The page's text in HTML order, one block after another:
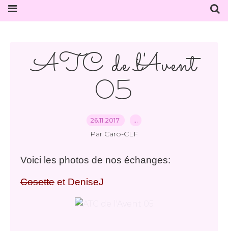
ATC de l'Avent
05
26.11.2017 …
Par Caro-CLF
Voici les photos de nos échanges:
Cosette et DeniseJ